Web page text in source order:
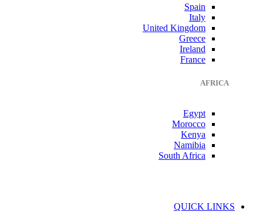
Spain
Italy
United Kingdom
Greece
Ireland
France
AFRICA
Egypt
Morocco
Kenya
Namibia
South Africa
QUICK LINKS